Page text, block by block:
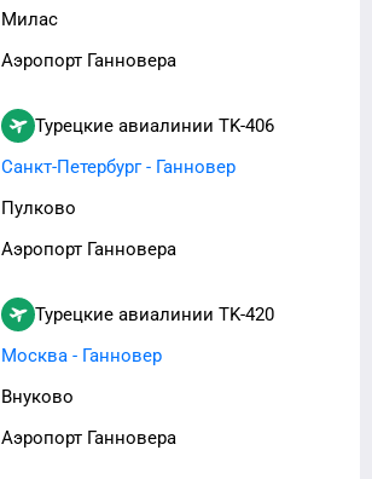
Милас
Аэропорт Ганновера
Турецкие авиалинии TK-406
Санкт-Петербург - Ганновер
Пулково
Аэропорт Ганновера
Турецкие авиалинии TK-420
Москва - Ганновер
Внуково
Аэропорт Ганновера